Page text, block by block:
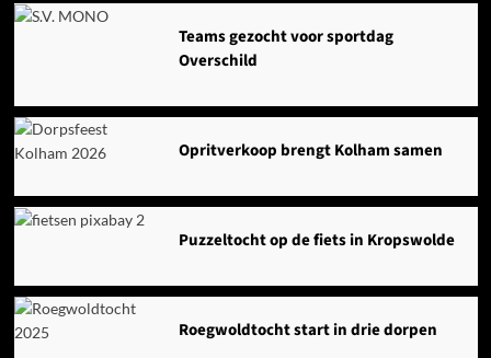
Agenda
Teams gezocht voor sportdag
Overschild
Opritverkoop brengt Kolham samen
Puzzeltocht op de fiets in Kropswolde
Roegwoldtocht start in drie dorpen